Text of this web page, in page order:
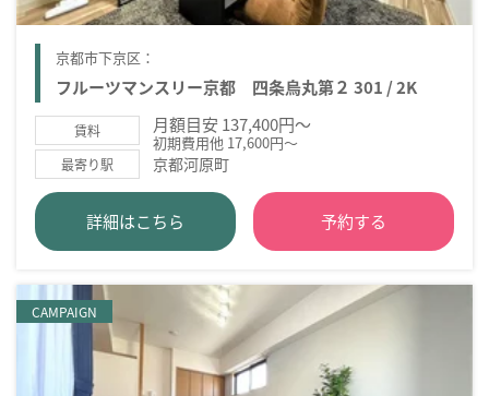
京都市下京区：
フルーツマンスリー京都 四条烏丸第２ 301 / 2K
賃料 月額目安 137,400円～
初期費用他 17,600円～
最寄り駅 京都河原町
詳細はこちら 予約する
CAMPAIGN